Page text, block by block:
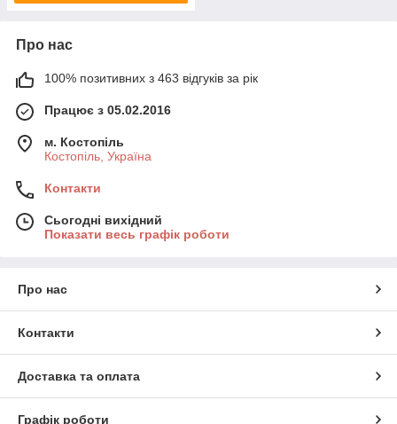
Про нас
100% позитивних з 463 відгуків за рік
Працює з 05.02.2016
м. Костопіль
Костопіль, Україна
Контакти
Сьогодні вихідний
Показати весь графік роботи
Про нас
Контакти
Доставка та оплата
Графік роботи